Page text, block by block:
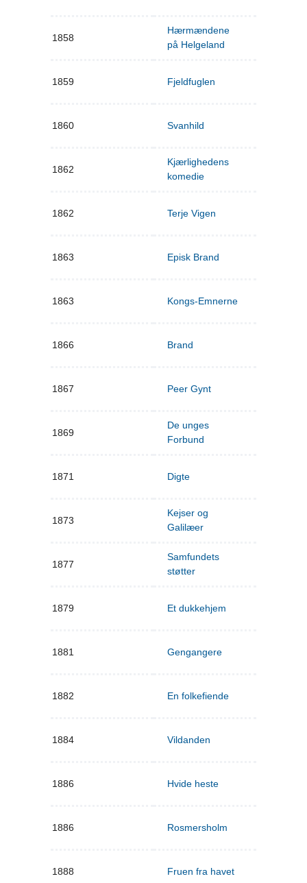
1858
Hærmændene
på Helgeland
1859 Fjeldfuglen
1860 Svanhild
1862
Kjærlighedens
komedie
1862 Terje Vigen
1863 Episk Brand
1863 Kongs-Emnerne
1866 Brand
1867 Peer Gynt
1869
De unges
Forbund
1871 Digte
1873
Kejser og
Galilæer
1877
Samfundets
støtter
1879 Et dukkehjem
1881 Gengangere
1882 En folkefiende
1884 Vildanden
1886 Hvide heste
1886 Rosmersholm
1888 Fruen fra havet